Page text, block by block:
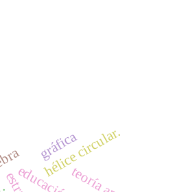
hélice circular.
gráfica